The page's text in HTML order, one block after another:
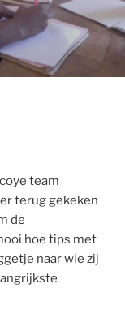
team
terug gekeken
de
hoe tips met
naar wie zij